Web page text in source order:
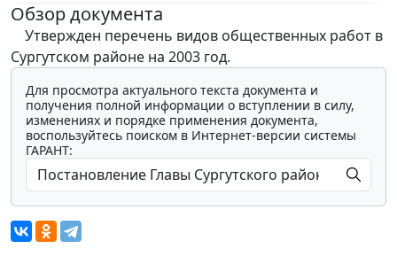
Обзор документа
Утвержден перечень видов общественных работ в
Сургутском районе на 2003 год.
Для просмотра актуального текста документа и
получения полной информации о вступлении в силу,
изменениях и порядке применения документа,
воспользуйтесь поиском в Интернет-версии системы
ГАРАНТ: